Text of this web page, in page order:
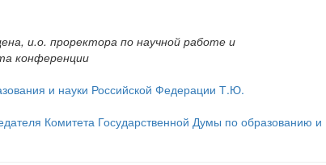
и.о. проректора по научной работе и
конференции
и науки Российской Федерации Т.Ю.
Комитета Государственной Думы по образованию и